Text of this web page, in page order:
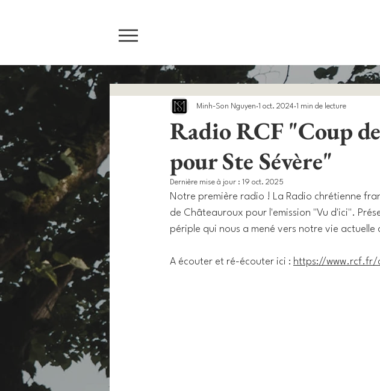
Radio RCF "Coup
pour Ste Sévère"
Minh-Son Nguyen 1 oct. 2024 1 min de lecture
Dernière mise à jour : 19 oct. 2025
Notre première radio ! La Radio chrétienne
de Châteauroux pour l'emission "Vu d'ici".
périple qui nous a mené vers notre vie
A écouter et ré-écouter ici : https://www.rcf.fr/